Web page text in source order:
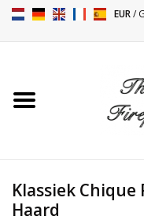
EUR/
Toebehoren
Klassiek Chique
Haard